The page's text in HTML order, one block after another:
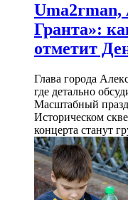
Uma2rman,
Гранта»:
отметит
Глава города
где детально
Масштабный
Историческом
концерта станут